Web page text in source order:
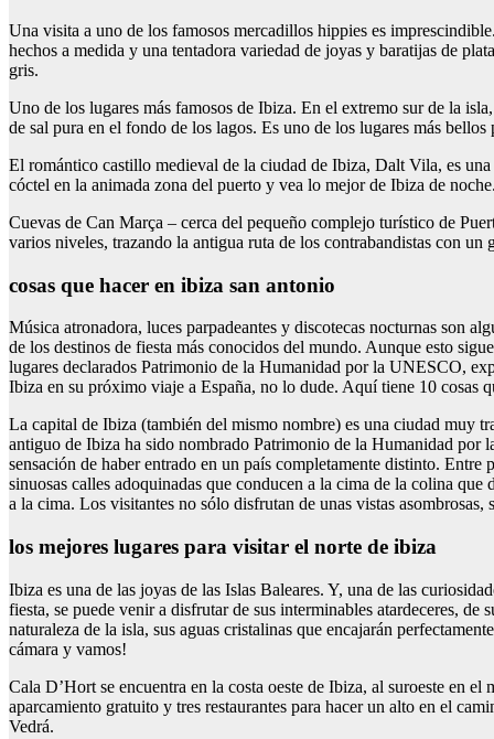
Una visita a uno de los famosos mercadillos hippies es
hechos a medida y una tentadora variedad de joyas y baratijas de
gris.
Uno de los lugares más famosos de Ibiza. En el extremo sur de la
de sal pura en el fondo de los lagos. Es uno de los lugares más
El romántico castillo medieval de la ciudad de Ibiza, Dalt Vila, es
cóctel en la animada zona del puerto y vea lo mejor de Ibiza de
Cuevas de Can Marça – cerca del pequeño complejo turístico de
varios niveles, trazando la antigua ruta de los contrabandistas con un
cosas que hacer en ibiza san antonio
Música atronadora, luces parpadeantes y discotecas nocturnas son
de los destinos de fiesta más conocidos del mundo. Aunque esto
lugares declarados Patrimonio de la Humanidad por la UNESCO,
Ibiza en su próximo viaje a España, no lo dude. Aquí tiene 10 cosas
La capital de Ibiza (también del mismo nombre) es una ciudad muy
antiguo de Ibiza ha sido nombrado Patrimonio de la Humanidad por
sensación de haber entrado en un país completamente distinto.
sinuosas calles adoquinadas que conducen a la cima de la colina
a la cima. Los visitantes no sólo disfrutan de unas vistas
los mejores lugares para visitar el norte de ibiza
Ibiza es una de las joyas de las Islas Baleares. Y, una de las
fiesta, se puede venir a disfrutar de sus interminables atardeceres,
naturaleza de la isla, sus aguas cristalinas que encajarán
cámara y vamos!
Cala D’Hort se encuentra en la costa oeste de Ibiza, al suroeste en
aparcamiento gratuito y tres restaurantes para hacer un alto en el
Vedrá.